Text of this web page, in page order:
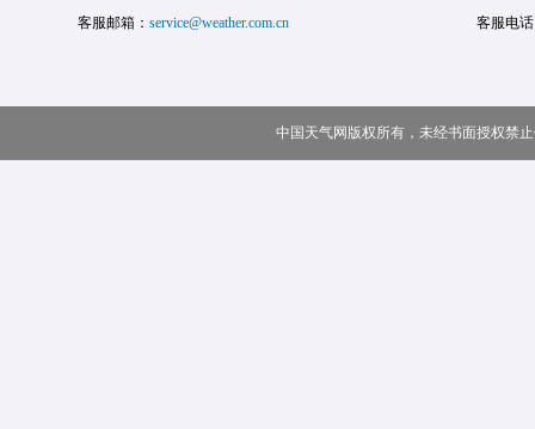
客服邮箱： service@weather.com.cn 客服电
中国天气网版权所有，未经书面授权